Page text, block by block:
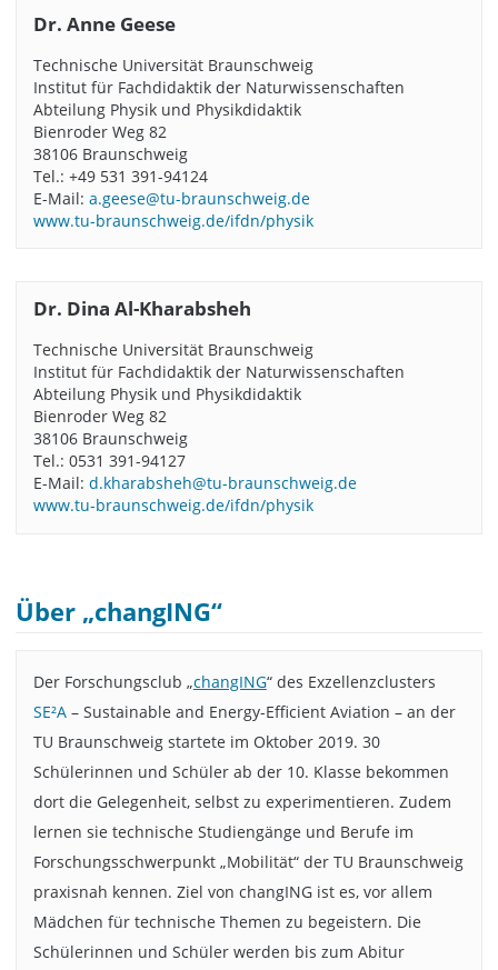
Dr. Anne Geese
Technische Universität Braunschweig
Institut für Fachdidaktik der Naturwissenschaften
Abteilung Physik und Physikdidaktik
Bienroder Weg 82
38106 Braunschweig
Tel.: +49 531 391-94124
E-Mail: a.geese@tu-braunschweig.de
www.tu-braunschweig.de/ifdn/physik
Dr. Dina Al-Kharabsheh
Technische Universität Braunschweig
Institut für Fachdidaktik der Naturwissenschaften
Abteilung Physik und Physikdidaktik
Bienroder Weg 82
38106 Braunschweig
Tel.: 0531 391-94127
E-Mail: d.kharabsheh@tu-braunschweig.de
www.tu-braunschweig.de/ifdn/physik
Über „changING“
Der Forschungsclub „changING“ des Exzellenzclusters
SE²A– Sustainable and Energy-Efficient Aviation – an der
TU Braunschweig startete im Oktober 2019. 30
Schülerinnen und Schüler ab der 10. Klasse bekommen
dort die Gelegenheit, selbst zu experimentieren. Zudem
lernen sie technische Studiengänge und Berufe im
Forschungsschwerpunkt „Mobilität“ der TU Braunschweig
praxisnah kennen. Ziel von changING ist es, vor allem
Mädchen für technische Themen zu begeistern. Die
Schülerinnen und Schüler werden bis zum Abitur